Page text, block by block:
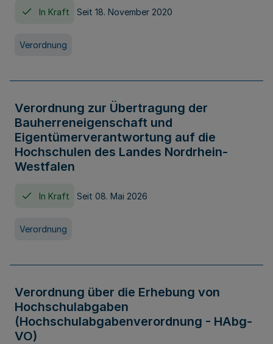
In Kraft Seit 18. November 2020
Verordnung
Verordnung zur Übertragung der
Bauherreneigenschaft und
Eigentümerverantwortung auf die
Hochschulen des Landes Nordrhein-
Westfalen
In Kraft Seit 08. Mai 2026
Verordnung
Verordnung über die Erhebung von
Hochschulabgaben
(Hochschulabgabenverordnung - HAbg-
VO)